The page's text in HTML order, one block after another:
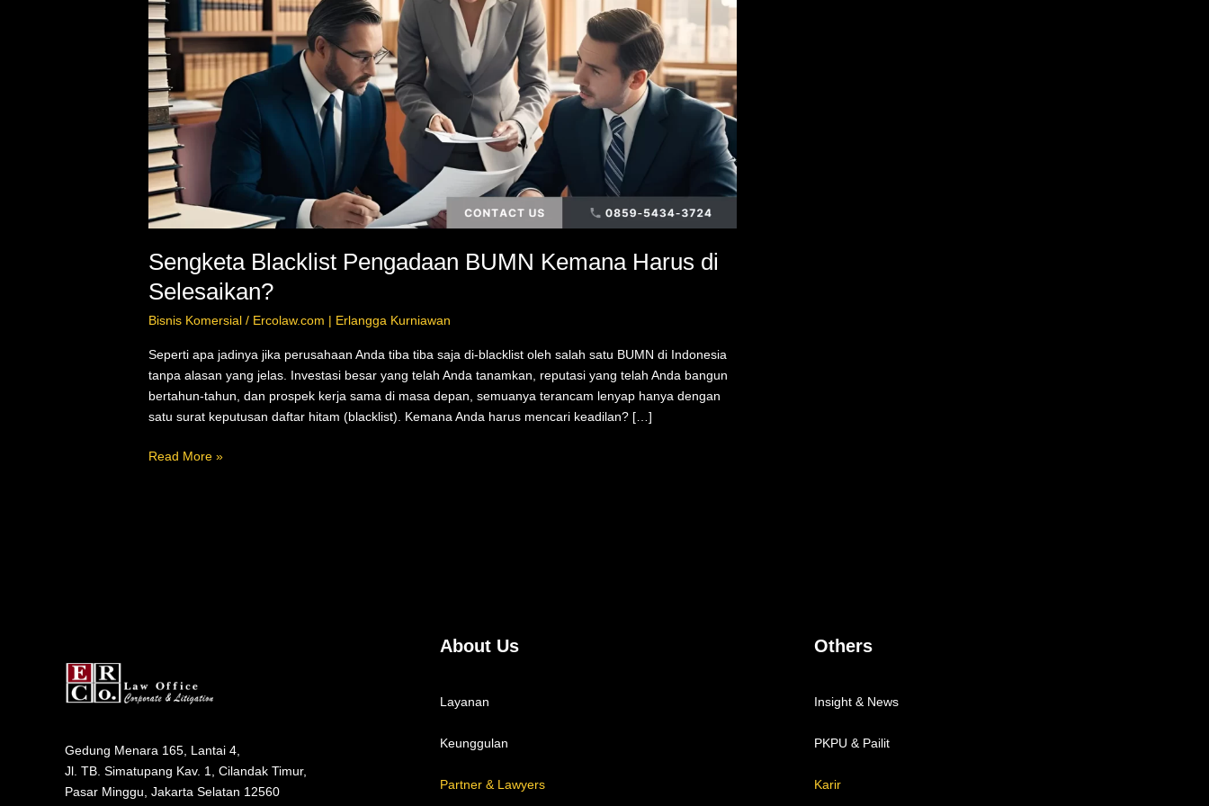
Sengketa Blacklist Pengadaan BUMN Kemana Harus di
Selesaikan?
Bisnis Komersial / Ercolaw.com | Erlangga Kurniawan
Seperti apa jadinya jika perusahaan Anda tiba tiba saja di-blacklist oleh salah satu BUMN di Indonesia
tanpa alasan yang jelas. Investasi besar yang telah Anda tanamkan, reputasi yang telah Anda bangun
bertahun-tahun, dan prospek kerja sama di masa depan, semuanya terancam lenyap hanya dengan
satu surat keputusan daftar hitam (blacklist). Kemana Anda harus mencari keadilan? […]
Harus
di
Selesaikan?
Read More »
Gedung Menara 165, Lantai 4,
Jl. TB. Simatupang Kav. 1, Cilandak Timur,
Pasar Minggu, Jakarta Selatan 12560
About Us
Layanan
Keunggulan
Partner & Lawyers
Others
Insight & News
PKPU & Pailit
Karir